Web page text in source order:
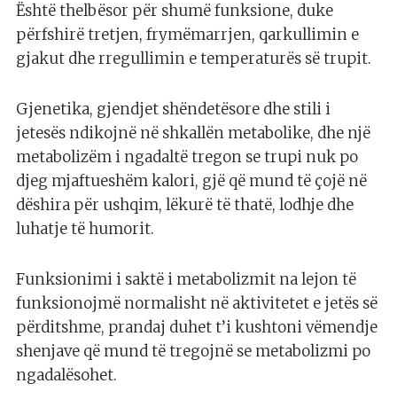
Është thelbësor për shumë funksione, duke
përfshirë tretjen, frymëmarrjen, qarkullimin e
gjakut dhe rregullimin e temperaturës së trupit.
Gjenetika, gjendjet shëndetësore dhe stili i
jetesës ndikojnë në shkallën metabolike, dhe një
metabolizëm i ngadaltë tregon se trupi nuk po
djeg mjaftueshëm kalori, gjë që mund të çojë në
dëshira për ushqim, lëkurë të thatë, lodhje dhe
luhatje të humorit.
Funksionimi i saktë i metabolizmit na lejon të
funksionojmë normalisht në aktivitetet e jetës së
përditshme, prandaj duhet t’i kushtoni vëmendje
shenjave që mund të tregojnë se metabolizmi po
ngadalësohet.